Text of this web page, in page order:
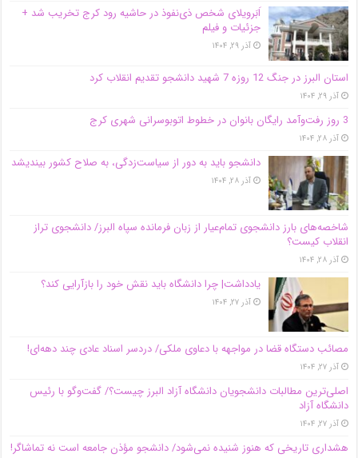
اَبَر‌ویلای شخص ذی‌نفوذ در حاشیه‌ رود کرج تخریب شد +
جزئیات و فیلم
آذر ۲۹, ۱۴۰۴
استان البرز در جنگ 12 روزه 7 شهید دانشجو تقدیم انقلاب کرد
آذر ۲۹, ۱۴۰۴
3 روز رفت‌وآمد رایگان بانوان در خطوط اتوبوسرانی شهری کرج
آذر ۲۸, ۱۴۰۴
دانشجو باید به دور از سیاست‌زدگی، به صلاح کشور بیندیشد
آذر ۲۸, ۱۴۰۴
شاخصه‌های بارز دانشجوی تمام‌عیار از زبان فرمانده سپاه البرز/ دانشجوی تراز
انقلاب کیست؟
آذر ۲۸, ۱۴۰۴
یادداشت| چرا دانشگاه باید نقش خود را بازآرایی کند؟
آذر ۲۷, ۱۴۰۴
مصائب دستگاه قضا در مواجهه با دعاوی ملکی/ دردسر اسناد عادی چند‌ دهه‌ای!
آذر ۲۷, ۱۴۰۴
اصلی‌ترین مطالبات دانشجویان دانشگاه آزاد البرز چیست؟/ گفت‌وگو با رئیس
دانشگاه آز‌اد
آذر ۲۷, ۱۴۰۴
هشداری تاریخی که هنوز شنیده نمی‌شود/ دانشجو مؤذن جامعه است نه تماشاگر!